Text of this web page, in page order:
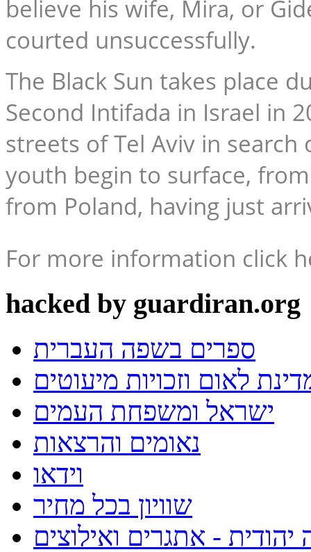
believe his wife, Mira, or
courted unsuccessfully.
The Black Sun takes place
Second Intifada in Israel in
streets of Tel Aviv in
youth begin to surface,
from Poland, having just
For more information click
hacked by guardiran.org
ספרים בשפה העברית
לאום וזכויות מיעוטים
ישראל ומשפחת העמים
נאומים והרצאות
וידאו
שוויון בכל מחיר
- אתגרים ואילוצים